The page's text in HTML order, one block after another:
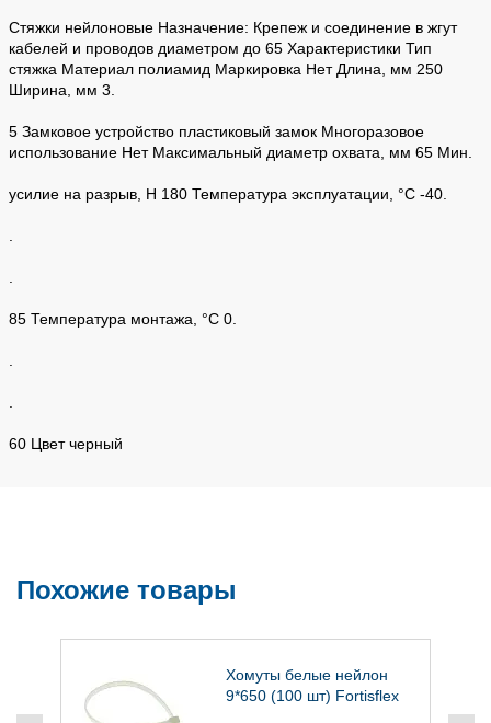
Стяжки нейлоновые Назначение: Крепеж и соединение в жгут
кабелей и проводов диаметром до 65 Характеристики Тип
стяжка Материал полиамид Маркировка Нет Длина, мм 250
Ширина, мм 3.
5 Замковое устройство пластиковый замок Многоразовое
использование Нет Максимальный диаметр охвата, мм 65 Мин.
усилие на разрыв, Н 180 Температура эксплуатации, °C -40.
85 Температура монтажа, °C 0.
60 Цвет черный
Похожие товары
Хомуты белые нейлон
9*650 (100 шт) Fortisflex